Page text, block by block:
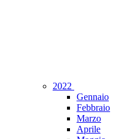
2022
Gennaio
Febbraio
Marzo
Aprile